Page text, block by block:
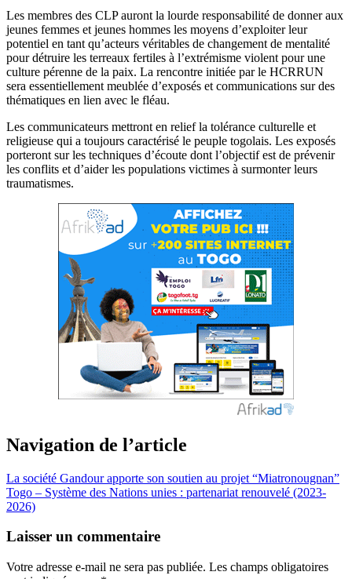
Les membres des CLP auront la lourde responsabilité de donner aux
jeunes femmes et jeunes hommes les moyens d’exploiter leur
potentiel en tant qu’acteurs véritables de changement de mentalité
pour détruire les terreaux fertiles à l’extrémisme violent pour une
culture pérenne de la paix. La rencontre initiée par le HCRRUN
sera essentiellement meublée d’exposés et communications sur des
thématiques en lien avec le fléau.
Les communicateurs mettront en relief la tolérance culturelle et
religieuse qui a toujours caractérisé le peuple togolais. Les exposés
porteront sur les techniques d’écoute dont l’objectif est de prévenir
les conflits et d’aider les populations victimes à surmonter leurs
traumatismes.
Navigation de l’article
La société Gandour apporte son soutien au projet “Miatronougnan”
Togo – Système des Nations unies : partenariat renouvelé (2023-
2026)
Laisser un commentaire
Votre adresse e-mail ne sera pas publiée. Les champs obligatoires